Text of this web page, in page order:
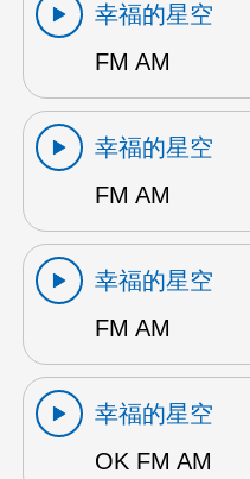
幸福的星空
FM AM
幸福的星空
FM AM
幸福的星空
FM AM
幸福的星空
OK FM AM